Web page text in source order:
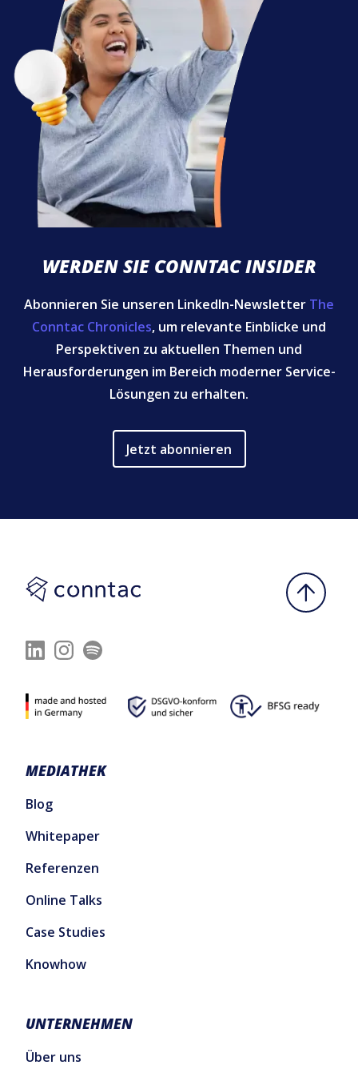
WERDEN SIE CONNTAC INSIDER
Abonnieren Sie unseren LinkedIn-Newsletter The
Conntac Chronicles, um relevante Einblicke und
Perspektiven zu aktuellen Themen und
Herausforderungen im Bereich moderner Service-
Lösungen zu erhalten.
Jetzt abonnieren
MEDIATHEK
Blog
Whitepaper
Referenzen
Online Talks
Case Studies
Knowhow
UNTERNEHMEN
Über uns